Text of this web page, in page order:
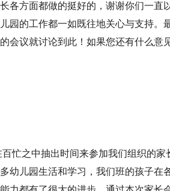
各方面都做的挺好的，谢谢你们一直
园的工作都一如既往地关心与支持。
会议就讨论到此！如果您还有什么意
忙之中抽出时间来参加我们组织的家
幼儿园生活和学习，我们班的孩子在